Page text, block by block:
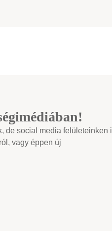
de social media felületeinken
vagy éppen új